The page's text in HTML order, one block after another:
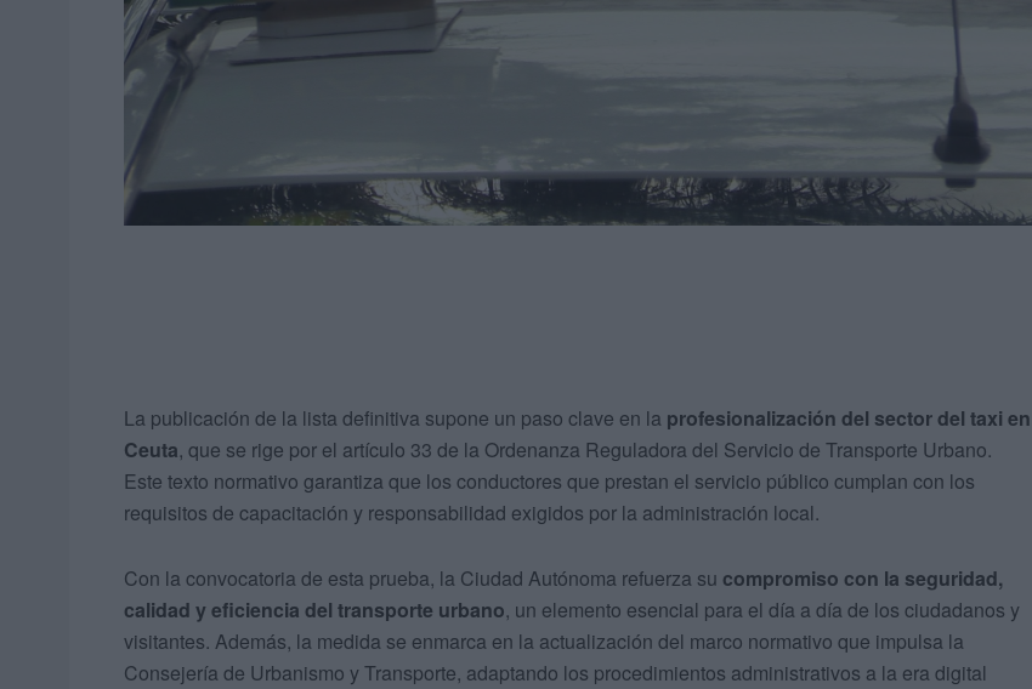
La publicación de la lista definitiva supone un paso clave en la profesionalización del sector del taxi en
Ceuta, que se rige por el artículo 33 de la Ordenanza Reguladora del Servicio de Transporte Urbano.
Este texto normativo garantiza que los conductores que prestan el servicio público cumplan con los
requisitos de capacitación y responsabilidad exigidos por la administración local.
Con la convocatoria de esta prueba, la Ciudad Autónoma refuerza su compromiso con la seguridad,
calidad y eficiencia del transporte urbano, un elemento esencial para el día a día de los ciudadanos y
visitantes. Además, la medida se enmarca en la actualización del marco normativo que impulsa la
Consejería de Urbanismo y Transporte, adaptando los procedimientos administrativos a la era digital